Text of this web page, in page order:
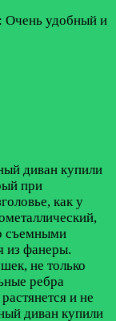
диван купили
при
как у
съемными
из фанеры.
не только
ребра
и не
диван купили